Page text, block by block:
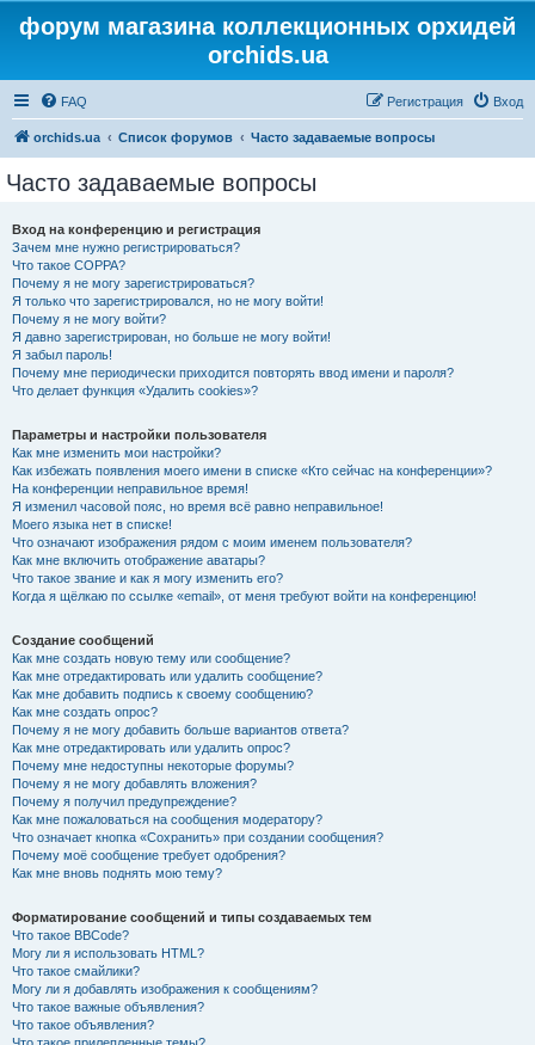
форум магазина коллекционных орхидей
orchids.ua
FAQ Вход
Регистрация
orchids.ua Список форумов Часто задаваемые вопросы
Часто задаваемые вопросы
Вход на конференцию и регистрация
Зачем мне нужно регистрироваться?
Что такое COPPA?
Почему я не могу зарегистрироваться?
Я только что зарегистрировался, но не могу войти!
Почему я не могу войти?
Я давно зарегистрирован, но больше не могу войти!
Я забыл пароль!
Почему мне периодически приходится повторять ввод имени и пароля?
Что делает функция «Удалить cookies»?
Параметры и настройки пользователя
Как мне изменить мои настройки?
Как избежать появления моего имени в списке «Кто сейчас на конференции»?
На конференции неправильное время!
Я изменил часовой пояс, но время всё равно неправильное!
Моего языка нет в списке!
Что означают изображения рядом с моим именем пользователя?
Как мне включить отображение аватары?
Что такое звание и как я могу изменить его?
Когда я щёлкаю по ссылке «email», от меня требуют войти на конференцию!
Создание сообщений
Как мне создать новую тему или сообщение?
Как мне отредактировать или удалить сообщение?
Как мне добавить подпись к своему сообщению?
Как мне создать опрос?
Почему я не могу добавить больше вариантов ответа?
Как мне отредактировать или удалить опрос?
Почему мне недоступны некоторые форумы?
Почему я не могу добавлять вложения?
Почему я получил предупреждение?
Как мне пожаловаться на сообщения модератору?
Что означает кнопка «Сохранить» при создании сообщения?
Почему моё сообщение требует одобрения?
Как мне вновь поднять мою тему?
Форматирование сообщений и типы создаваемых тем
Что такое BBCode?
Могу ли я использовать HTML?
Что такое смайлики?
Могу ли я добавлять изображения к сообщениям?
Что такое важные объявления?
Что такое объявления?